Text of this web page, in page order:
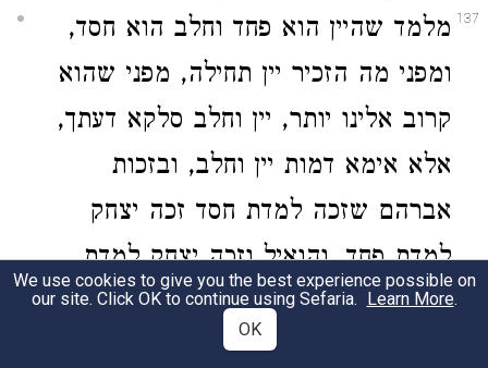
137 מלמד שהיין הוא פחד וחלב הוא חסד,
ומפני מה הזכיר יין תחילה, מפני שהוא
קרוב אלינו יותר, יין וחלב סלקא דעתך,
אלא אימא דמות יין וחלב, ובזכות
אברהם שזכה למדת חסד זכה יצחק
למדת פחד, והואיל וזכה יצחק למדת
פחד זכה יעקב למדת אמת, שהוא מדת
שלום, ומדד לו הקב"ה כמדתו דכתיב
We use cookies to give you the best experience possible on
our site. Click OK to continue using Sefaria. Learn More.
OK